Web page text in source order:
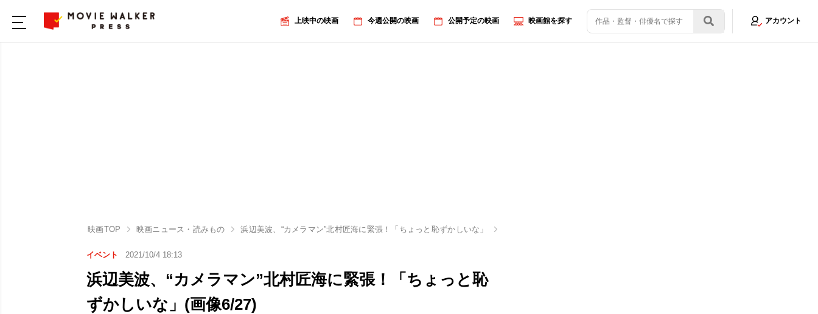
上映中の映画 今週公開の映画 公開予定の映画 映画館を探す アカウント
映画TOP 映画ニュース・読みもの 浜辺美波、“カメラマン”北村匠海に緊張！「ちょっと恥ずかしいな」
イベント 2021/10/4 18:13
浜辺美波、“カメラマン”北村匠海に緊張！「ちょっと恥
ずかしいな」(画像6/27)